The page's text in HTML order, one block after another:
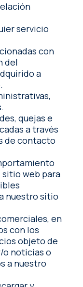
servicio
con
del
a
quejas e
a través
de contacto
sitio web para
nuestro sitio
en
con los
objeto de
o noticias o
a nuestro